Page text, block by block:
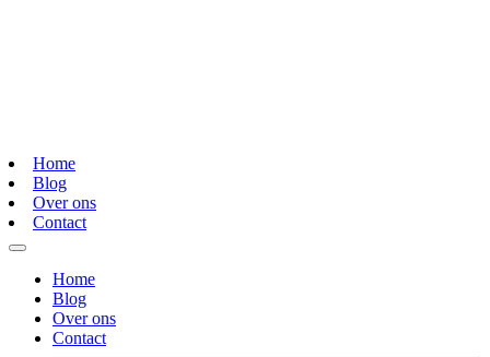
Home
Blog
Over ons
Contact
Home
Blog
Over ons
Contact